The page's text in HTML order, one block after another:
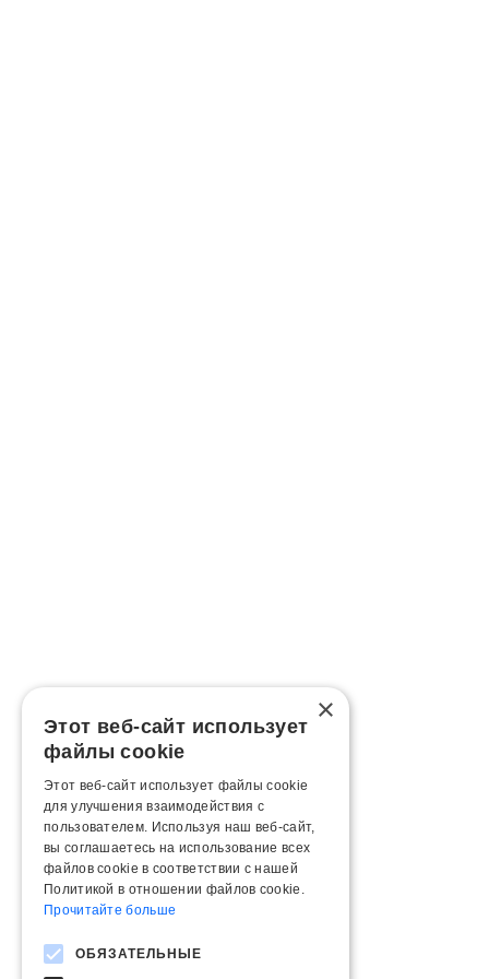
×
Этот веб-сайт использует
файлы cookie
Этот веб-сайт использует файлы cookie
для улучшения взаимодействия с
пользователем. Используя наш веб-сайт,
вы соглашаетесь на использование всех
файлов cookie в соответствии с нашей
Политикой в ​​отношении файлов cookie.
Прочитайте больше
ОБЯЗАТЕЛЬНЫЕ